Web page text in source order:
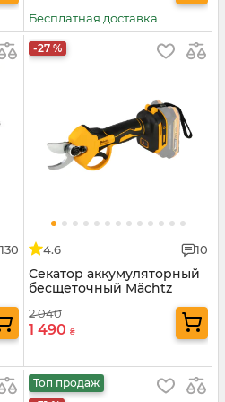
Бесплатная доставка
130
-27 %
4.6 10
Секатор аккумуляторный
бесщеточный Mächtz
2 040
1 490 ₴
Топ продаж